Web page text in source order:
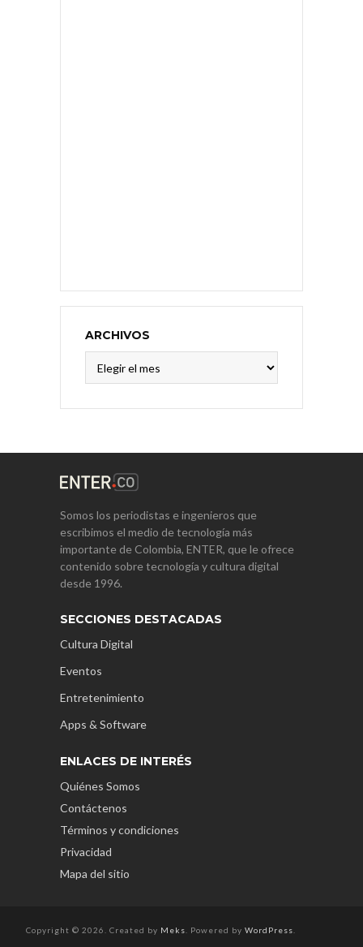
ARCHIVOS
Somos los periodistas e ingenieros que
escribimos el medio de tecnología más
importante de Colombia, ENTER, que le ofrece
contenido sobre tecnología y cultura digital
desde 1996.
SECCIONES DESTACADAS
Cultura Digital
Eventos
Entretenimiento
Apps & Software
ENLACES DE INTERÉS
Quiénes Somos
Contáctenos
Términos y condiciones
Privacidad
Mapa del sitio
Copyright © 2026. Created by Meks . Powered by WordPress